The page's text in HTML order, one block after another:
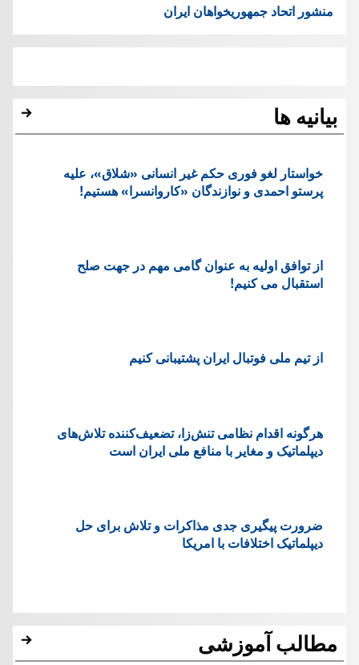
منشور اتحاد جمهوریخواهان ایران
بیانیه ها
خواستار لغو فوری حکم غیر انسانی «شلاق»، علیه
پرستو احمدی و نوازندگان «کاروانسرا» هستیم!
از توافق اولیه به عنوان گامی مهم در جهت صلح
استقبال می کنیم!
از تیم ملی فوتبال ایران پشتیبانی کنیم
هرگونه اقدام نظامی تنش‌زا، تضعیف‌کننده تلاش‌های
دیپلماتیک و مغایر با منافع ملی ایران است
ضرورت پیگیری جدی مذاکرات و تلاش برای حل
دیپلماتیک اختلافات با امریکا
مطالب آموزشی